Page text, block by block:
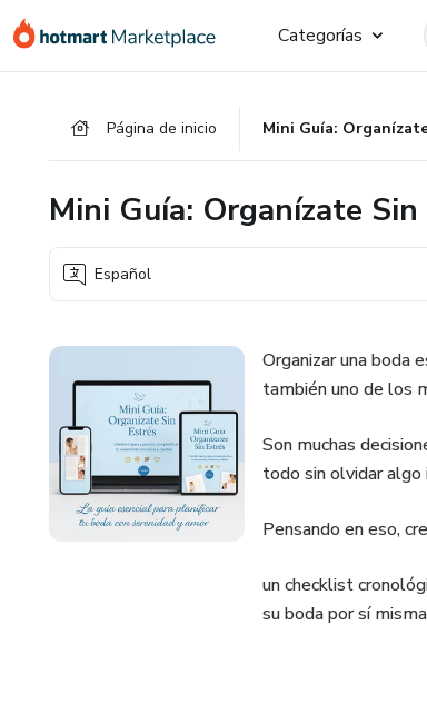
Categorías
Página de inicio
Mini Guía: Organízate Sin
Español
Organizar una boda
también uno de los
Son muchas
todo sin olvidar
Pensando en eso,
un checklist
su boda por sí